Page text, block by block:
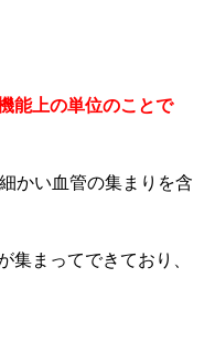
能上の単位のことで
かい血管の集まりを含
集まってできており、